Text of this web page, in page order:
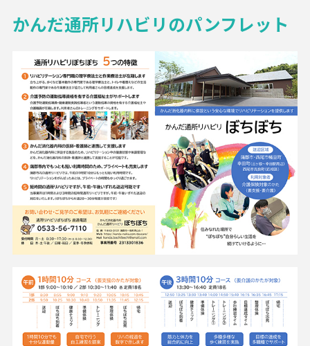
かんだ通所リハビリのパンフレット